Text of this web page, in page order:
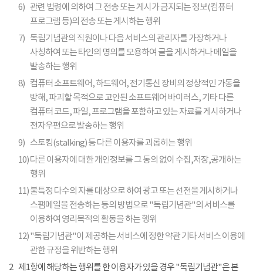
6) 관련 법령에 의하여 그 전송 또는 게시가 금지되는 정보(컴퓨터
프로그램 등)의 전송 또는 게시하는 행위
7) 독립기념관의 직원이나 다음 서비스의 관리자를 가장하거나
사칭하여 또는 타인의 명의를 모용하여 글을 게시하거나 메일을
발송하는 행위
8) 컴퓨터 소프트웨어, 하드웨어, 전기통신 장비의 정상적인 가동을
방해, 파괴할 목적으로 고안된 소프트웨어 바이러스, 기타 다른
컴퓨터 코드, 파일, 프로그램을 포함하고 있는 자료를 게시하거나
전자우편으로 발송하는 행위
9) 스토킹(stalking) 등 다른 이용자를 괴롭히는 행위
10)다른 이용자에 대한 개인정보를 그 동의 없이 수집,저장,공개하는
행위
11)불특정 다수의 자를 대상으로 하여 광고 또는 선전을 게시하거나
스팸메일을 전송하는 등의 방법으로 "독립기념관"의 서비스를
이용하여 영리목적의 활동을 하는 행위
12)"독립기념관"이 제공하는 서비스에 정한 약관 기타 서비스 이용에
관한 규정을 위반하는 행위
2 제1항에 해당하는 행위를 한 이용자가 있을 경우 "독립기념관"은 본